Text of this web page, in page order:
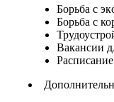
Борьба с
Борьба с
Вакансии
Расписание